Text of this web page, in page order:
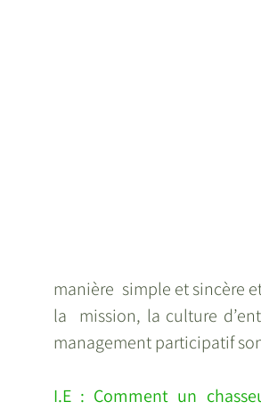
manière  simple et sincère
la  mission, la culture
management participatif
I.E : Comment un